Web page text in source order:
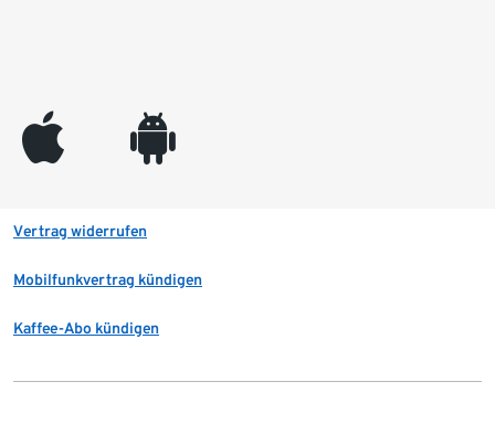
appleinc android
Vertrag widerrufen
Mobilfunkvertrag kündigen
Kaffee-Abo kündigen